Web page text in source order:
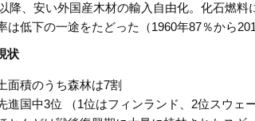
降、安い外国産木材の輸入自由化。化石燃料
は低下の一途をたどった（1960年87％から
状
面積のうち森林は7割
進国中3位 （1位はフィンランド、2位スウェー